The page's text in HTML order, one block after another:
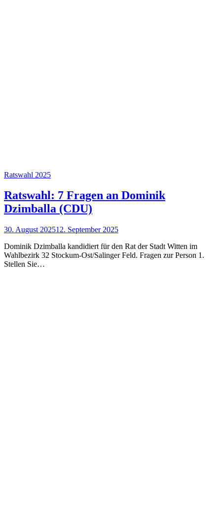
Ratswahl 2025
Ratswahl: 7 Fragen an Dominik
Dzimballa (CDU)
30. August 202512. September 2025
Dominik Dzimballa kandidiert für den Rat der Stadt Witten im
Wahlbezirk 32 Stockum-Ost/Salinger Feld. Fragen zur Person 1.
Stellen Sie…